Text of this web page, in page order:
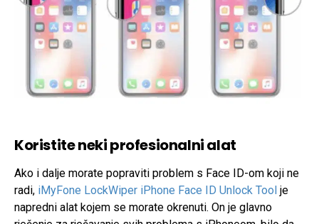
Koristite neki profesionalni alat
Ako i dalje morate popraviti problem s Face ID-om koji ne
radi, iMyFone LockWiper iPhone Face ID Unlock Tool je
napredni alat kojem se morate okrenuti. On je glavno